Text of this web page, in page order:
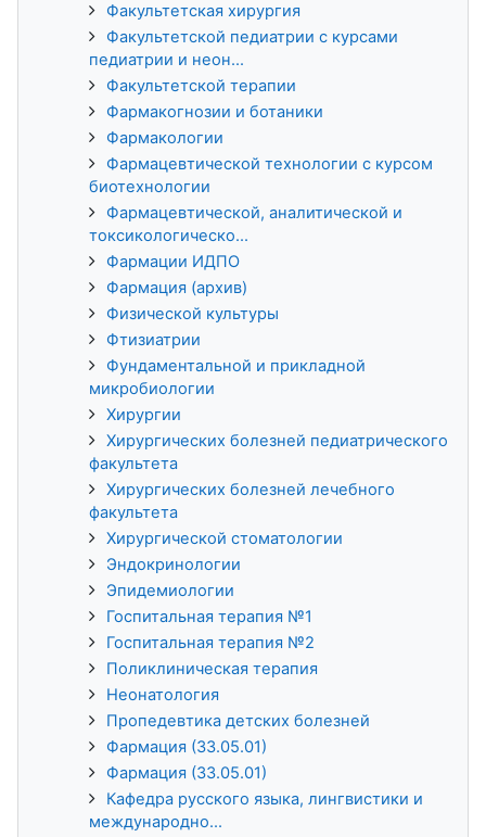
Факультетская хирургия
Факультетской педиатрии с курсами
педиатрии и неон...
Факультетской терапии
Фармакогнозии и ботаники
Фармакологии
Фармацевтической технологии с курсом
биотехнологии
Фармацевтической, аналитической и
токсикологическо...
Фармации ИДПО
Фармация (архив)
Физической культуры
Фтизиатрии
Фундаментальной и прикладной
микробиологии
Хирургии
Хирургических болезней педиатрического
факультета
Хирургических болезней лечебного
факультета
Хирургической стоматологии
Эндокринологии
Эпидемиологии
Госпитальная терапия №1
Госпитальная терапия №2
Поликлиническая терапия
Неонатология
Пропедевтика детских болезней
Фармация (33.05.01)
Фармация (33.05.01)
Кафедра русского языка, лингвистики и
международно...